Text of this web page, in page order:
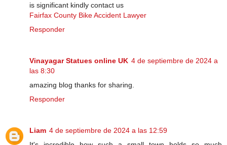
is significant kindly contact us
Fairfax County Bike Accident Lawyer
Responder
Vinayagar Statues online UK 4 de septiembre de 2024 a
las 8:30
amazing blog thanks for sharing.
Responder
Liam 4 de septiembre de 2024 a las 12:59